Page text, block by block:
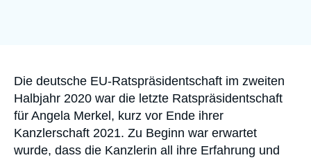
Accroche
Die deutsche EU-Ratspräsidentschaft im zweiten
Halbjahr 2020 war die letzte Ratspräsidentschaft
für Angela Merkel, kurz vor Ende ihrer
Kanzlerschaft 2021. Zu Beginn war erwartet
wurde, dass die Kanzlerin all ihre Erfahrung und